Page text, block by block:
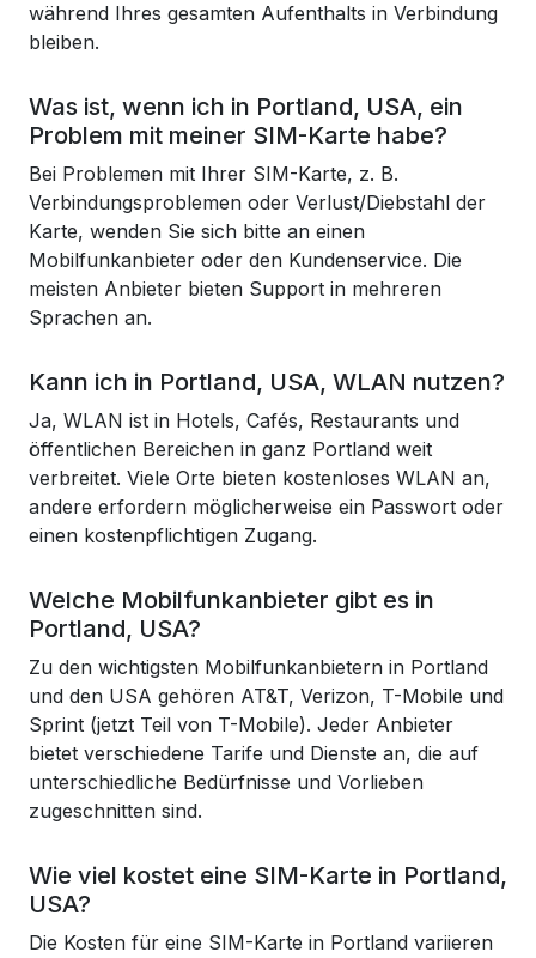
während Ihres gesamten Aufenthalts in Verbindung
bleiben.
Was ist, wenn ich in Portland, USA, ein
Problem mit meiner SIM-Karte habe?
Bei Problemen mit Ihrer SIM-Karte, z. B.
Verbindungsproblemen oder Verlust/Diebstahl der
Karte, wenden Sie sich bitte an einen
Mobilfunkanbieter oder den Kundenservice. Die
meisten Anbieter bieten Support in mehreren
Sprachen an.
Kann ich in Portland, USA, WLAN nutzen?
Ja, WLAN ist in Hotels, Cafés, Restaurants und
öffentlichen Bereichen in ganz Portland weit
verbreitet. Viele Orte bieten kostenloses WLAN an,
andere erfordern möglicherweise ein Passwort oder
einen kostenpflichtigen Zugang.
Welche Mobilfunkanbieter gibt es in
Portland, USA?
Zu den wichtigsten Mobilfunkanbietern in Portland
und den USA gehören AT&T, Verizon, T-Mobile und
Sprint (jetzt Teil von T-Mobile). Jeder Anbieter
bietet verschiedene Tarife und Dienste an, die auf
unterschiedliche Bedürfnisse und Vorlieben
zugeschnitten sind.
Wie viel kostet eine SIM-Karte in Portland,
USA?
Die Kosten für eine SIM-Karte in Portland variieren